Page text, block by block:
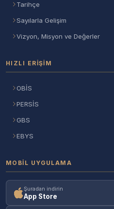
Tarihçe
Sayılarla Gelişim
Vizyon, Misyon ve Değerler
HIZLI ERIŞIM
OBİS
PERSİS
GBS
EBYS
MOBIL UYGULAMA
Şuradan indirin
App Store